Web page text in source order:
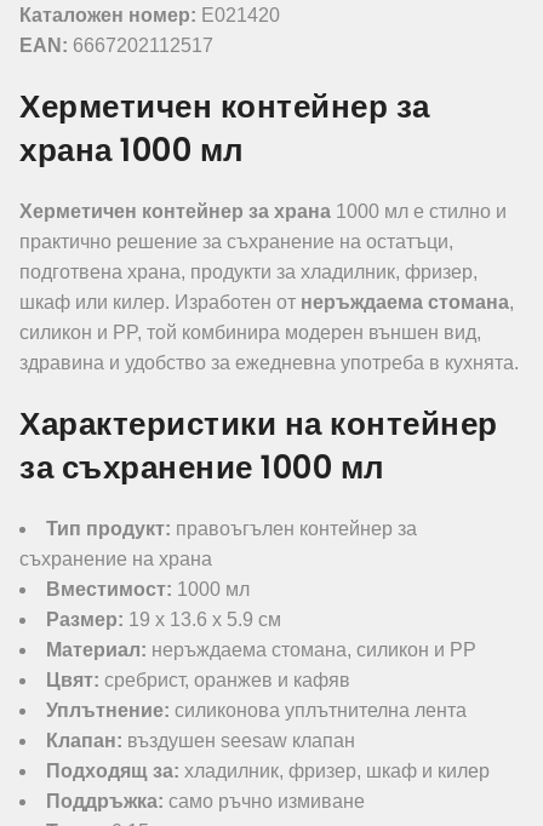
Каталожен номер: E021420
EAN: 6667202112517
Херметичен контейнер за
храна 1000 мл
Херметичен контейнер за храна 1000 мл е стилно и
практично решение за съхранение на остатъци,
подготвена храна, продукти за хладилник, фризер,
шкаф или килер. Изработен от неръждаема стомана,
силикон и PP, той комбинира модерен външен вид,
здравина и удобство за ежедневна употреба в кухнята.
Характеристики на контейнер
за съхранение 1000 мл
Тип продукт: правоъгълен контейнер за
съхранение на храна
Вместимост: 1000 мл
Размер: 19 x 13.6 x 5.9 см
Материал: неръждаема стомана, силикон и PP
Цвят: сребрист, оранжев и кафяв
Уплътнение: силиконова уплътнителна лента
Клапан: въздушен seesaw клапан
Подходящ за: хладилник, фризер, шкаф и килер
Поддръжка: само ръчно измиване